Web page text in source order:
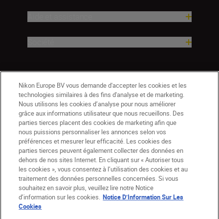
BE(fr) Nikon Sites
Contactez-nous
Avis de confidentialité
Conditions d’utilisation
CVG de la boutique Nikon Store
Nikon Europe BV vous demande d'accepter les cookies et les
technologies similaires à des fins d'analyse et de marketing.
Nous utilisons les cookies d’analyse pour nous améliorer
grâce aux informations utilisateur que nous recueillons. Des
parties tierces placent des cookies de marketing afin que
nous puissions personnaliser les annonces selon vos
préférences et mesurer leur efficacité. Les cookies des
parties tierces peuvent également collecter des données en
dehors de nos sites Internet. En cliquant sur « Autoriser tous
les cookies », vous consentez à l’utilisation des cookies et au
traitement des données personnelles concernées. Si vous
souhaitez en savoir plus, veuillez lire notre Notice
d’information sur les cookies. Notice D’Information Sur Les
Cookies